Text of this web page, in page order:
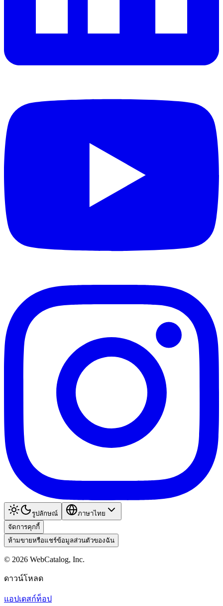
รูปลักษณ์
ภาษาไทย
จัดการคุกกี้
ห้ามขายหรือแชร์ข้อมูลส่วนตัวของฉัน
© 2026 WebCatalog, Inc.
ดาวน์โหลด
แอปเดสก์ท็อป